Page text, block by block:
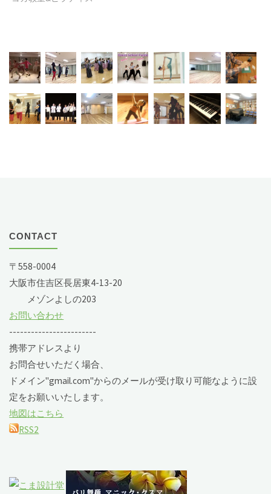
CONTACT
〒558-0004
大阪市住吉区長居東4-13-20
メゾンよしの203
お問い合わせ
------------------------
携帯アドレスより
お問合せいただく場合、
ドメイン"gmail.com"からのメールが受け取り可能なように設
定をお願いいたします。
地図はこちら
RSS2